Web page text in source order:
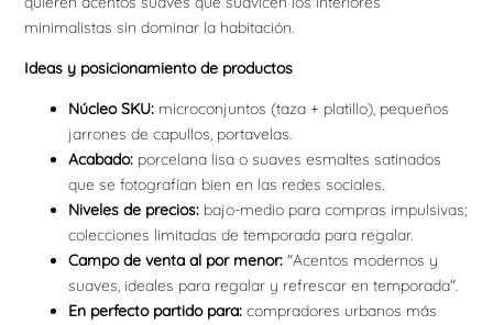
minimalistas sin dominar la habitación.
Ideas y posicionamiento de productos
Núcleo SKU: microconjuntos (taza + platillo), pequeños
jarrones de capullos, portavelas.
Acabado: porcelana lisa o suaves esmaltes satinados
que se fotografían bien en las redes sociales.
Niveles de precios: bajo-medio para compras impulsivas;
colecciones limitadas de temporada para regalar.
Campo de venta al por menor: "Acentos modernos y
suaves, ideales para regalar y refrescar en temporada".
En perfecto partido para: compradores urbanos más